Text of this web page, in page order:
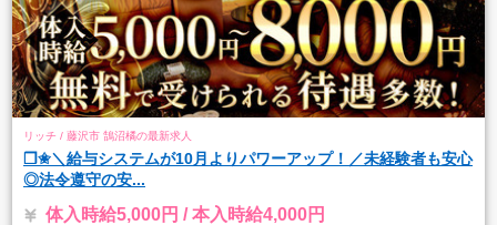
リッチ / 藤沢市 鵠沼橘の最新求人
❒✬＼給与システムが10月よりパワーアップ！／未経験者も安心
◎法令遵守の安...
体入時給5,000円 / 本入時給4,000円